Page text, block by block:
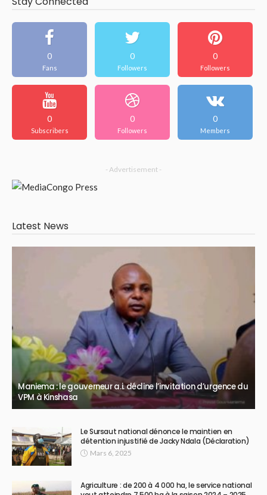
0
Fans
0
Followers
0
Followers
0
Subscribers
0
Followers
0
Members
- Advertisement -
Latest News
Maniema : le gouverneur a.i. décline l’invitation d’urgence du
VPM à Kinshasa
Le Sursaut national dénonce le maintien en
détention injustifié de Jacky Ndala (Déclaration)
Mars 6, 2025
Agriculture : de 200 à 4 000 ha, le service national